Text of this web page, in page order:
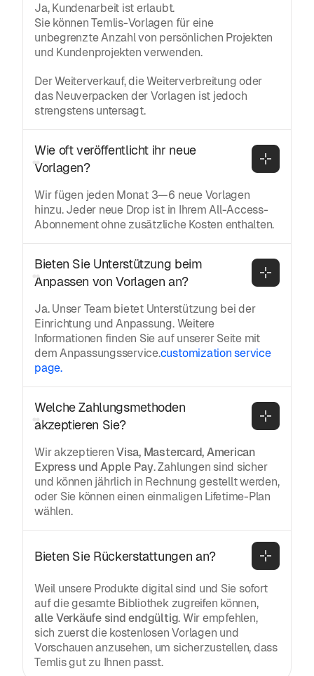
Ja, Kundenarbeit ist erlaubt.
Sie können Temlis-Vorlagen für eine
unbegrenzte Anzahl von persönlichen Projekten
und Kundenprojekten verwenden.
Der Weiterverkauf, die Weiterverbreitung oder
das Neuverpacken der Vorlagen ist jedoch
strengstens untersagt.
Wie oft veröffentlicht ihr neue
Vorlagen?
Wir fügen jeden Monat 3—6 neue Vorlagen
hinzu. Jeder neue Drop ist in Ihrem All-Access-
Abonnement ohne zusätzliche Kosten enthalten.
Bieten Sie Unterstützung beim
Anpassen von Vorlagen an?
Ja. Unser Team bietet Unterstützung bei der
Einrichtung und Anpassung. Weitere
Informationen finden Sie auf unserer Seite mit
dem Anpassungsservice.customization service
page.
Welche Zahlungsmethoden
akzeptieren Sie?
Wir akzeptierenVisa, Mastercard, American
Express und Apple Pay. Zahlungen sind sicher
und können jährlich in Rechnung gestellt werden,
oder Sie können einen einmaligen Lifetime-Plan
wählen.
Bieten Sie Rückerstattungen an?
Weil unsere Produkte digital sind und Sie sofort
auf die gesamte Bibliothek zugreifen können,
alle Verkäufe sind endgültig. Wir empfehlen,
sich zuerst die kostenlosen Vorlagen und
Vorschauen anzusehen, um sicherzustellen, dass
Temlis gut zu Ihnen passt.